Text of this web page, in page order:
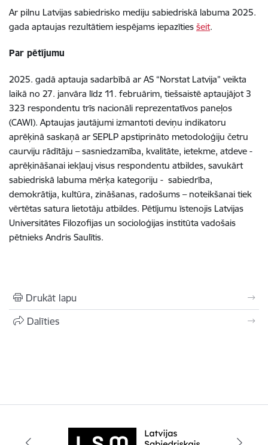
Ar pilnu Latvijas sabiedrisko mediju sabiedriskā labuma 2025.
gada aptaujas rezultātiem iespējams iepazīties šeit.
Par pētījumu
2025. gadā aptauja sadarbībā ar AS “Norstat Latvija” veikta
laikā no 27. janvāra līdz 11. februārim, tiešsaistē aptaujājot 3
323 respondentu trīs nacionāli reprezentatīvos paneļos
(CAWI). Aptaujas jautājumi izmantoti deviņu indikatoru
aprēķinā saskaņā ar SEPLP apstiprināto metodoloģiju četru
caurviju rādītāju – sasniedzamība, kvalitāte, ietekme, atdeve -
aprēķināšanai iekļauj visus respondentu atbildes, savukārt
sabiedriskā labuma mērķa kategoriju - sabiedrība,
demokrātija, kultūra, zināšanas, radošums – noteikšanai tiek
vērtētas satura lietotāju atbildes. Pētījumu īstenojis Latvijas
Universitātes Filozofijas un socioloģijas institūta vadošais
pētnieks Andris Saulītis.
Drukāt lapu
Dalīties